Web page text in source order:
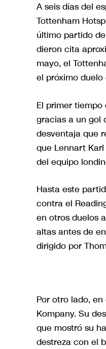
A seis días del
Tottenham
último partido
dieron cita
mayo, el
el próximo
El primer
gracias a un gol
desventaja que
que Lennart
del equipo
Hasta este
contra el
en otros duelos
altas antes de
dirigido por
Por otro lado,
Kompany. Su
que mostró su
destreza con el